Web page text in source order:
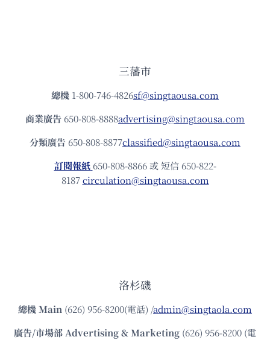
三藩市
總機 1-800-746-4826sf@singtaousa.com
商業廣告 650-808-8888advertising@singtaousa.com
分類廣告 650-808-8877classified@singtaousa.com
訂閱報紙 650-808-8866 或 短信 650-822-
8187circulation@singtaousa.com
洛杉磯
總機Main (626) 956-8200(電話) /admin@singtaola.com
廣告/市場部Advertising & Marketing (626) 956-8200 (電